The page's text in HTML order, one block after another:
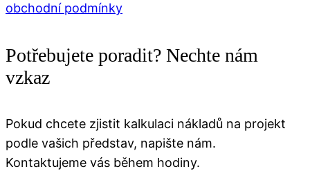
obchodní podmínky
Potřebujete poradit? Nechte nám
vzkaz
Pokud chcete zjistit kalkulaci nákladů na projekt
podle vašich představ, napište nám.
Kontaktujeme vás během hodiny.